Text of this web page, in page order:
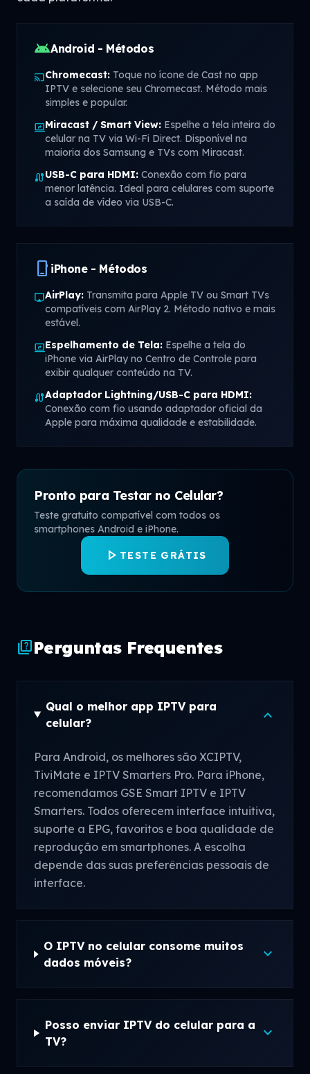
androidAndroid - Métodos
castChromecast: Toque no ícone de Cast no app
IPTV e selecione seu Chromecast. Método mais
simples e popular.
screen_shareMiracast / Smart View: Espelhe a tela inteira do
celular na TV via Wi-Fi Direct. Disponível na
maioria dos Samsung e TVs com Miracast.
cableUSB-C para HDMI: Conexão com fio para
menor latência. Ideal para celulares com suporte
a saída de vídeo via USB-C.
phone_iphone iPhone - Métodos
airplayAirPlay: Transmita para Apple TV ou Smart TVs
compatíveis com AirPlay 2. Método nativo e mais
estável.
screen_shareEspelhamento de Tela: Espelhe a tela do
iPhone via AirPlay no Centro de Controle para
exibir qualquer conteúdo na TV.
cableAdaptador Lightning/USB-C para HDMI:
Conexão com fio usando adaptador oficial da
Apple para máxima qualidade e estabilidade.
Pronto para Testar no Celular?
Teste gratuito compatível com todos os
smartphones Android e iPhone.
play_arrow TESTE GRÁTIS
quizPerguntas Frequentes
Qual o melhor app IPTV para
celular?
expand_more
Para Android, os melhores são XCIPTV,
TiviMate e IPTV Smarters Pro. Para iPhone,
recomendamos GSE Smart IPTV e IPTV
Smarters. Todos oferecem interface intuitiva,
suporte a EPG, favoritos e boa qualidade de
reprodução em smartphones. A escolha
depende das suas preferências pessoais de
interface.
O IPTV no celular consome muitos
dados móveis?
expand_more
Posso enviar IPTV do celular para a
TV?
expand_more